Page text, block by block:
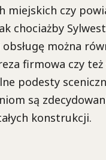
miejskich czy
chociażby
można
firmowa czy
podesty
są
konstrukcji.